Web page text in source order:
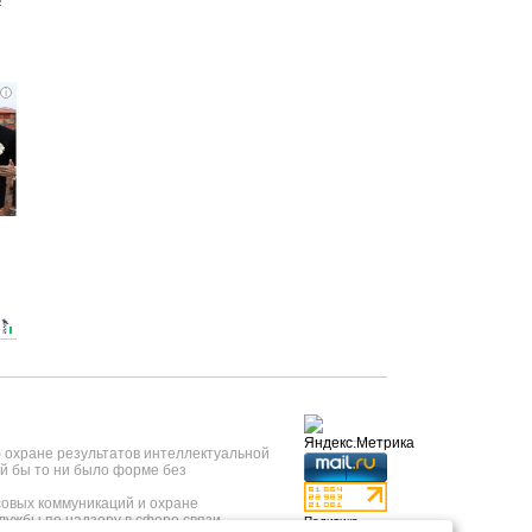
i
результатов интеллектуальной
бы то ни было форме без
коммуникаций и охране
по надзору в сфере связи,
Политика